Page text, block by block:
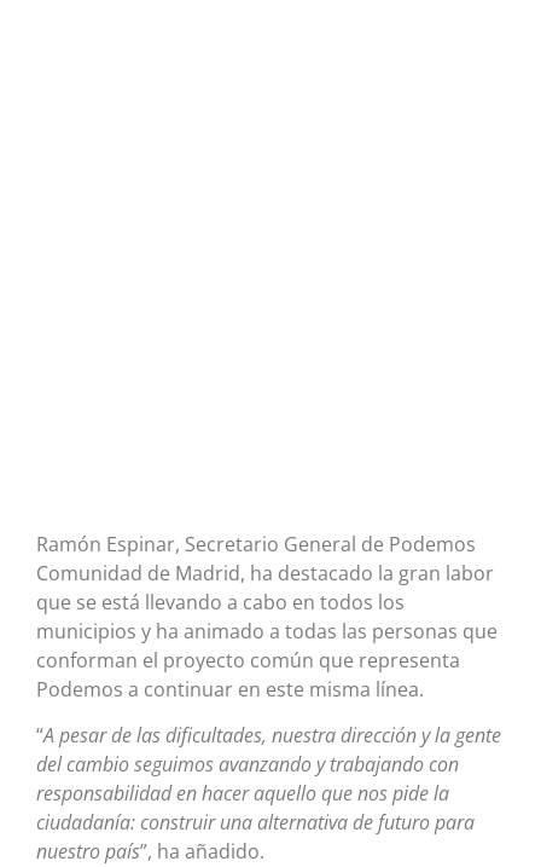
Ramón Espinar, Secretario General de Podemos
Comunidad de Madrid, ha destacado la gran labor
que se está llevando a cabo en todos los
municipios y ha animado a todas las personas que
conforman el proyecto común que representa
Podemos a continuar en este misma línea.
“A pesar de las dificultades, nuestra dirección y la gente
del cambio seguimos avanzando y trabajando con
responsabilidad en hacer aquello que nos pide la
ciudadanía: construir una alternativa de futuro para
nuestro país”, ha añadido.